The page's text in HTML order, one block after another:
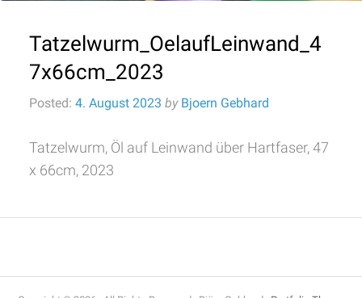
Tatzelwurm_OelaufLeinwand_4
7x66cm_2023
Posted: 4. August 2023 by Bjoern Gebhard
Tatzelwurm, Öl auf Leinwand über Hartfaser, 47
x 66cm, 2023